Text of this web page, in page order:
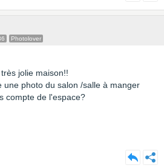
Photolover
jolie maison!!
une photo du salon /salle à manger
compte de l'espace?